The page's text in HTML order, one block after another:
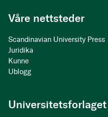
Våre nettsteder
Scandinavian University Press
Juridika
Kunne
Ublogg
Universitetsforlaget